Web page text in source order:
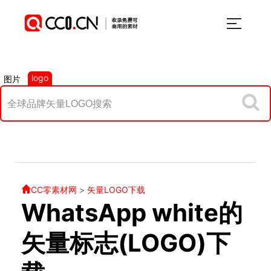
图片 logo
CC零素材网 > 矢量LOGO下载
WhatsApp white的
矢量标志(LOGO)下